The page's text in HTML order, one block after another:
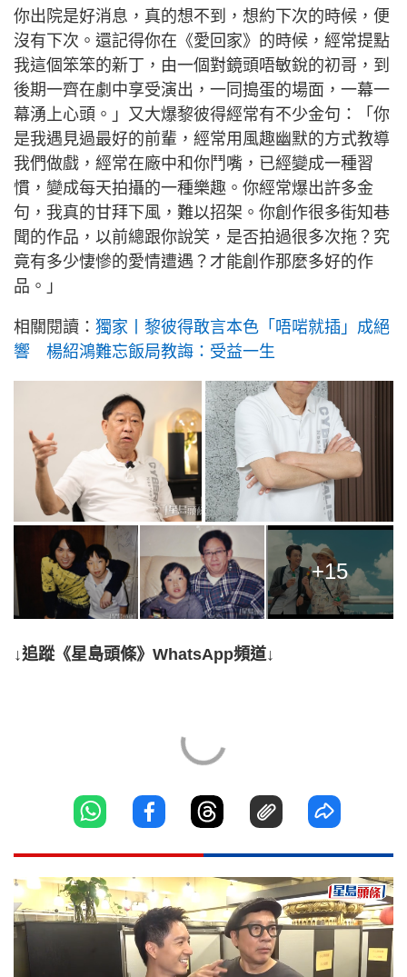
你出院是好消息，真的想不到，想約下次的時候，便
沒有下次。還記得你在《愛回家》的時候，經常提點
我這個笨笨的新丁，由一個對鏡頭唔敏銳的初哥，到
後期一齊在劇中享受演出，一同搗蛋的場面，一幕一
幕湧上心頭。」又大爆黎彼得經常有不少金句：「你
是我遇見過最好的前輩，經常用風趣幽默的方式教導
我們做戲，經常在廠中和你鬥嘴，已經變成一種習
慣，變成每天拍攝的一種樂趣。你經常爆出許多金
句，我真的甘拜下風，難以招架。你創作很多街知巷
聞的作品，以前總跟你說笑，是否拍過很多次拖？究
竟有多少悽慘的愛情遭遇？才能創作那麼多好的作
品。」
相關閱讀： 獨家丨黎彼得敢言本色「唔啱就插」成絕
響 楊紹鴻難忘飯局教誨：受益一生
+15
↓追蹤《星島頭條》WhatsApp頻道↓